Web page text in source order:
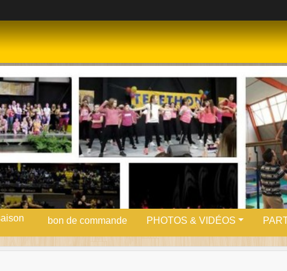
bon de commande PHOTOS & VIDÉOS